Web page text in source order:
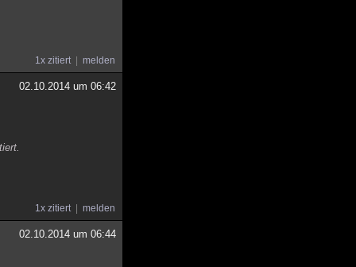
1x zitiert melden
02.10.2014 um 06:42
1x zitiert melden
02.10.2014 um 06:44